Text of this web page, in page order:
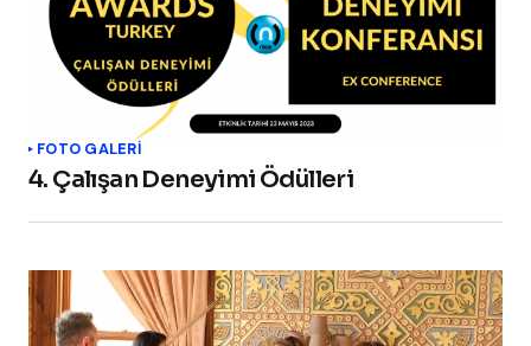
FOTO GALERİ
4. Çalışan Deneyimi Ödülleri